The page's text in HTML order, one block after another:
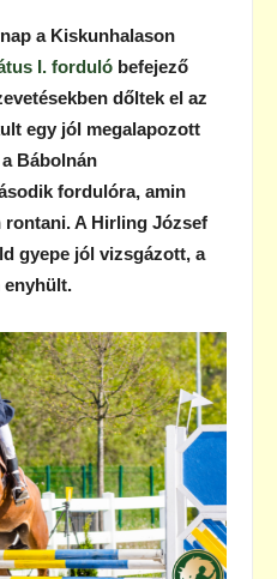
a Kiskunhalason
I. forduló befejező
dőltek el az
egy jól megalapozott
Bábolnán
fordulóra, amin
rontani. A Hirling József
gyepe jól vizsgázott, a
enyhült.